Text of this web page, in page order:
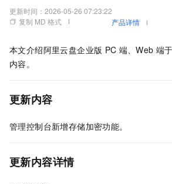
更新时间： 2026-05-26 07:23:22
复制 MD 格式
产品详情
本文介绍阿里云盘企业版 PC 端、Web 端于
内容。
更新内容
管理控制台新增存储加密功能。
更新内容详情